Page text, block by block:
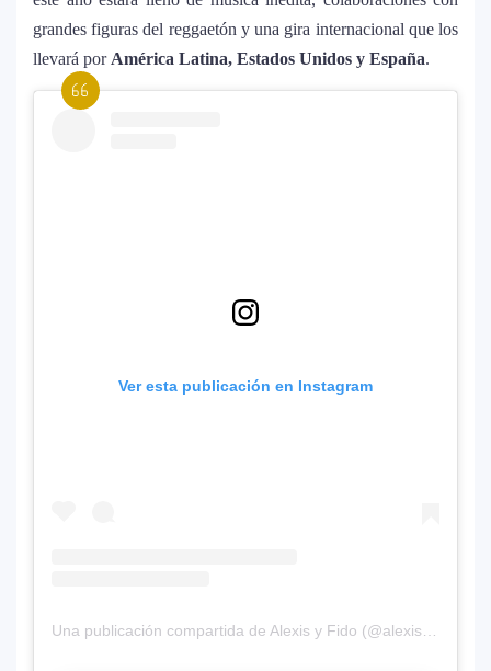
grandes figuras del reggaetón y una gira internacional que los
llevará por América Latina, Estados Unidos y España.
Ver esta publicación en Instagram
Una publicación compartida de Alexis y Fido (@alexisyfido)
1
La historia secreta de “Te Boté”:
cómo Bad Bunny convirtió una
labor humanitaria junto a UNICEF
de su era musical